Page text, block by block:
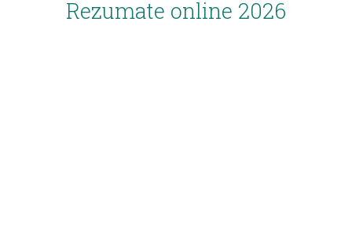
Rezumate online 2026